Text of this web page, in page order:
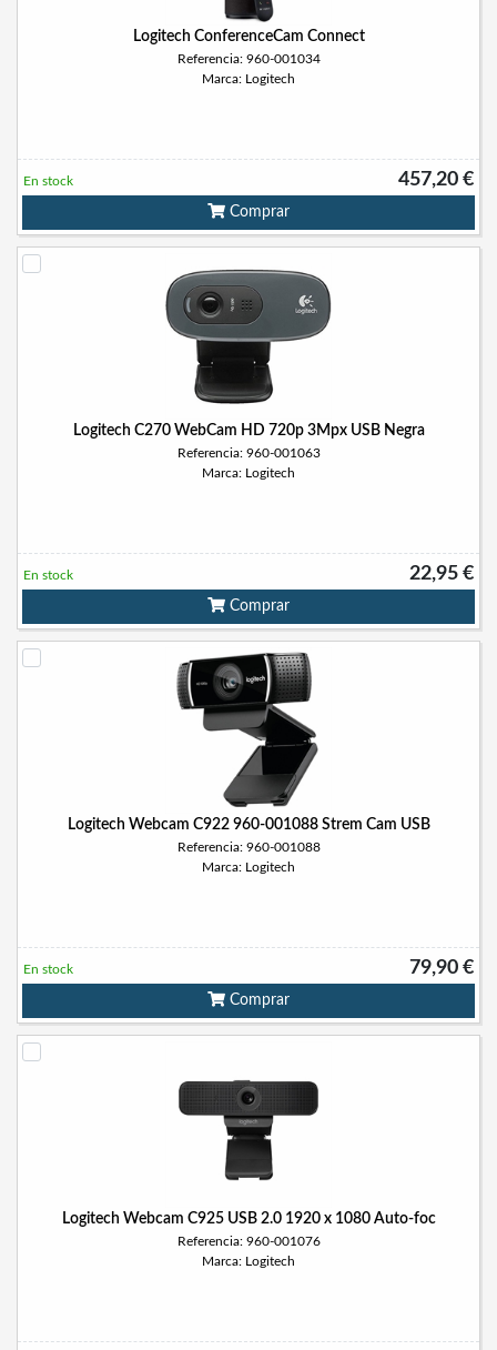
Logitech ConferenceCam Connect
Referencia: 960-001034
Marca: Logitech
457,20 €
En stock
Comprar
Logitech C270 WebCam HD 720p 3Mpx USB Negra
Referencia: 960-001063
Marca: Logitech
22,95 €
En stock
Comprar
Logitech Webcam C922 960-001088 Strem Cam USB
Referencia: 960-001088
Marca: Logitech
79,90 €
En stock
Comprar
Logitech Webcam C925 USB 2.0 1920 x 1080 Auto-foc
Referencia: 960-001076
Marca: Logitech